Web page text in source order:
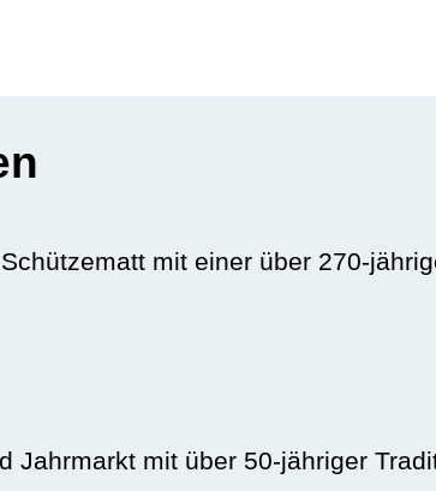
mit einer über 270-
Jahrmarkt mit über 50-jähriger